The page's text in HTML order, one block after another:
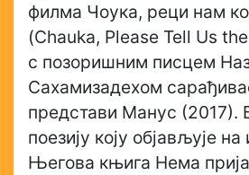
филма Чоука, реци нам
(Chauka, Please Tell Us
с позоришним писцем
Сахамизадехом
представи Манус (2017).
поезију коју објављује
Његова књига Нема